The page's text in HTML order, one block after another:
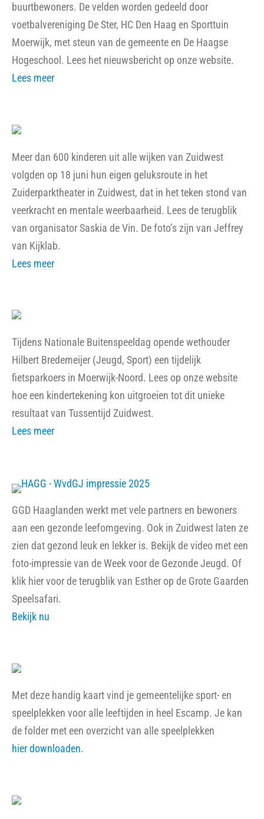
buurtbewoners. De velden worden gedeeld door
voetbalvereniging De Ster, HC Den Haag en Sporttuin
Moerwijk, met steun van de gemeente en De Haagse
Hogeschool. Lees het nieuwsbericht op onze website.
Lees meer
Meer dan 600 kinderen uit alle wijken van Zuidwest
volgden op 18 juni hun eigen geluksroute in het
Zuiderparktheater in Zuidwest, dat in het teken stond van
veerkracht en mentale weerbaarheid. Lees de terugblik
van organisator Saskia de Vin. De foto’s zijn van Jeffrey
van Kijklab.
Lees meer
Tijdens Nationale Buitenspeeldag opende wethouder
Hilbert Bredemeijer (Jeugd, Sport) een tijdelijk
fietsparkoers in Moerwijk-Noord. Lees op onze website
hoe een kindertekening kon uitgroeien tot dit unieke
resultaat van Tussentijd Zuidwest.
Lees meer
GGD Haaglanden werkt met vele partners en bewoners
aan een gezonde leefomgeving. Ook in Zuidwest laten ze
zien dat gezond leuk en lekker is. Bekijk de video met een
foto-impressie van de Week voor de Gezonde Jeugd. Of
klik hier voor de terugblik van Esther op de Grote Gaarden
Speelsafari.
Bekijk nu
Met deze handig kaart vind je gemeentelijke sport- en
speelplekken voor alle leeftijden in heel Escamp. Je kan
de folder met een overzicht van alle speelplekken
hier downloaden.